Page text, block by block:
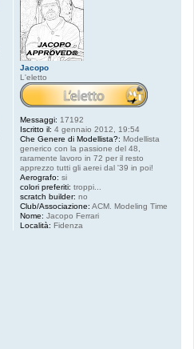
Jacopo
L'eletto
Messaggi: 17192
Iscritto il: 4 gennaio 2012, 19:54
Che Genere di Modellista?: Modellista
generico con la passione del 48,
raramente lavoro in 72 per il resto
apprezzo tutti gli aerei dal '39 in poi!
Aerografo: si
colori preferiti: troppi...
scratch builder: no
Club/Associazione: ACM. Modeling Time
Nome: Jacopo Ferrari
Località: Fidenza